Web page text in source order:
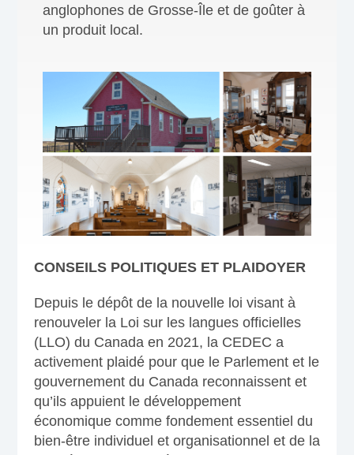
anglophones de Grosse-Île et de goûter à
un produit local.
CONSEILS POLITIQUES ET PLAIDOYER
Depuis le dépôt de la nouvelle loi visant à
renouveler la Loi sur les langues officielles
(LLO) du Canada en 2021, la CEDEC a
activement plaidé pour que le Parlement et le
gouvernement du Canada reconnaissent et
qu’ils appuient le développement
économique comme fondement essentiel du
bien-être individuel et organisationnel et de la